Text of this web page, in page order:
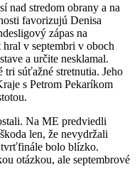
nad stredom obrany a na
favorizujú Denisa
zápas na
v septembri v oboch
a určite nesklamal.
tri súťažné stretnutia. Jeho
s Petrom Pekaríkom
Na ME predviedli
len, že nevydržali
bolo blízko.
otázkou, ale septembrové